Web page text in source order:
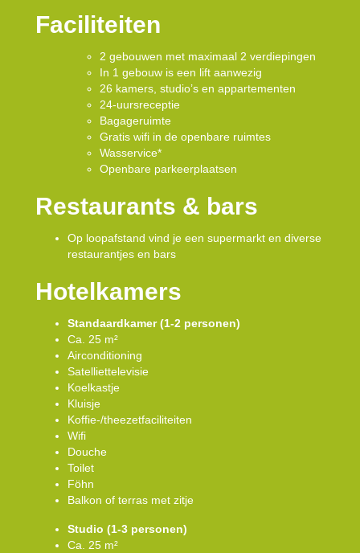
Faciliteiten
2 gebouwen met maximaal 2 verdiepingen
In 1 gebouw is een lift aanwezig
26 kamers, studio’s en appartementen
24-uursreceptie
Bagageruimte
Gratis wifi in de openbare ruimtes
Wasservice*
Openbare parkeerplaatsen
Restaurants & bars
Op loopafstand vind je een supermarkt en diverse
restaurantjes en bars
Hotelkamers
Standaardkamer (1-2 personen)
Ca. 25 m²
Airconditioning
Satelliettelevisie
Koelkastje
Kluisje
Koffie-/theezetfaciliteiten
Wifi
Douche
Toilet
Föhn
Balkon of terras met zitje
Studio (1-3 personen)
Ca. 25 m²